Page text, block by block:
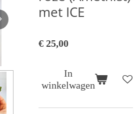
met ICE
€ 25,00
In
winkelwagen